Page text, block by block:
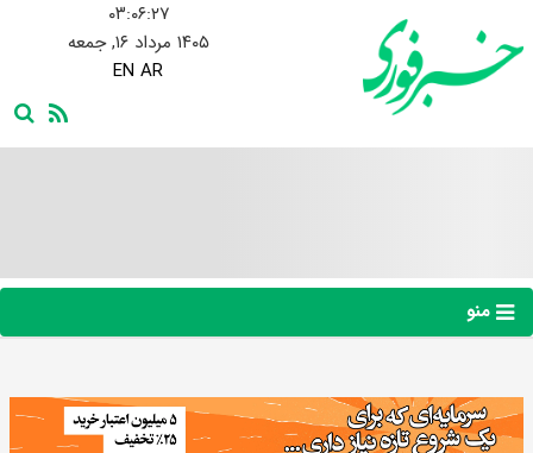
۰۳:۰۶:۲۸
۱۴۰۵ مرداد ۱۶, جمعه
EN AR
منو